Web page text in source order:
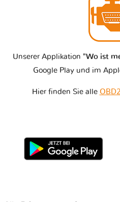
Unserer Applikation "Wo ist
Google Play und im
Hier finden Sie alle